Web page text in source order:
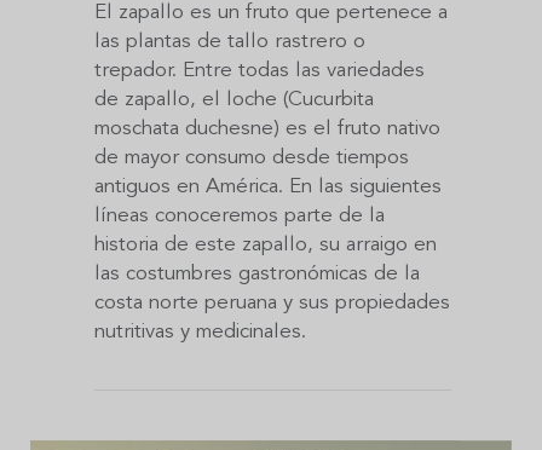
El zapallo es un fruto que pertenece a
las plantas de tallo rastrero o
trepador. Entre todas las variedades
de zapallo, el loche (Cucurbita
moschata duchesne) es el fruto nativo
de mayor consumo desde tiempos
antiguos en América. En las siguientes
líneas conoceremos parte de la
historia de este zapallo, su arraigo en
las costumbres gastronómicas de la
costa norte peruana y sus propiedades
nutritivas y medicinales.